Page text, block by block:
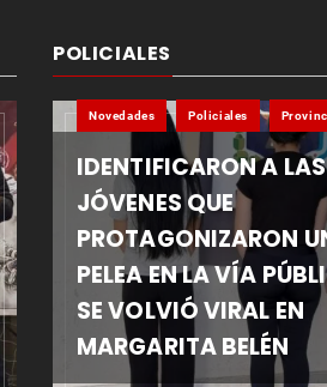
POLICIALES
Novedades Policiales
IDENTIFICARON A LAS
JÓVENES QUE
PROTAGONIZARON
PELEA EN LA VÍA
SE VOLVIÓ VIRAL EN
MARGARITA BELÉN